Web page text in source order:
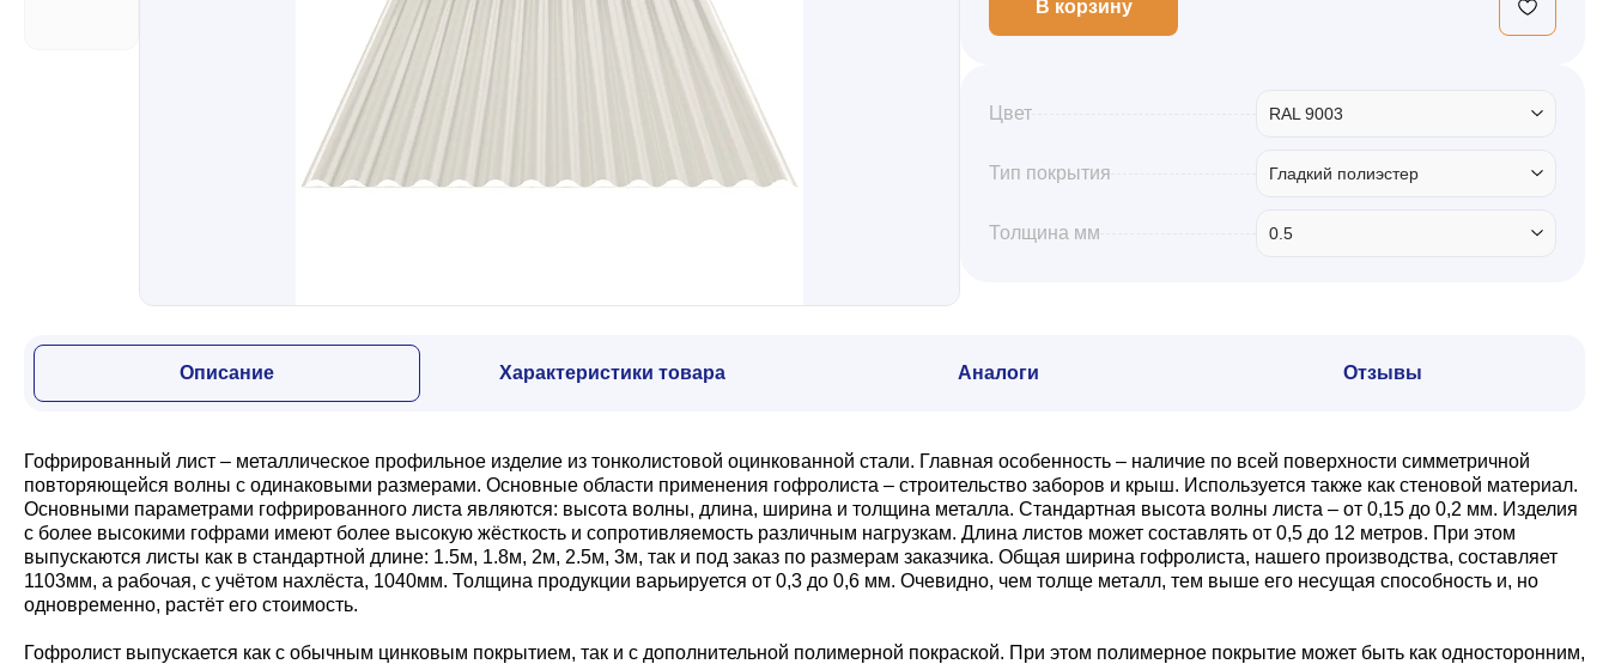
Профили для гипсокартона
Дача и сад
Другие товары
В корзину
Цвет RAL 9003
Тип покрытия Гладкий полиэстер
Толщина мм 0.5
Описание Характеристики товара Аналоги Отзывы
Гофрированный лист – металлическое профильное изделие из тонколистовой оцинкованной стали. Главная особенность – наличие по всей поверхности симметричной
повторяющейся волны с одинаковыми размерами. Основные области применения гофролиста – строительство заборов и крыш. Используется также как стеновой материал.
Основными параметрами гофрированного листа являются: высота волны, длина, ширина и толщина металла. Стандартная высота волны листа – от 0,15 до 0,2 мм. Изделия
с более высокими гофрами имеют более высокую жёсткость и сопротивляемость различным нагрузкам. Длина листов может составлять от 0,5 до 12 метров. При этом
выпускаются листы как в стандартной длине: 1.5м, 1.8м, 2м, 2.5м, 3м, так и под заказ по размерам заказчика. Общая ширина гофролиста, нашего производства, составляет
1103мм, а рабочая, с учётом нахлёста, 1040мм. Толщина продукции варьируется от 0,3 до 0,6 мм. Очевидно, чем толще металл, тем выше его несущая способность и, но
одновременно, растёт его стоимость.
Гофролист выпускается как с обычным цинковым покрытием, так и с дополнительной полимерной покраской. При этом полимерное покрытие может быть как односторонним,